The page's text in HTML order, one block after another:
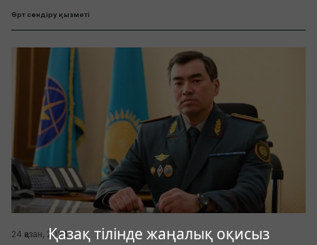
Қазақ тілінде жаңалық оқисыз
Өрт сөндіру қызметі
24 қазан, 2024